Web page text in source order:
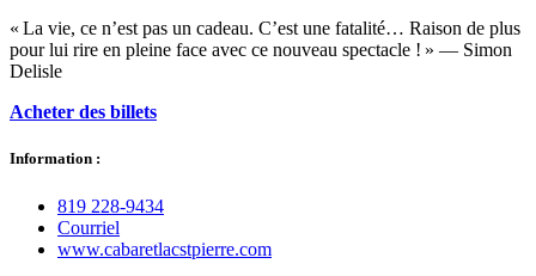
« La vie, ce n’est pas un cadeau. C’est une fatalité… Raison de plus
pour lui rire en pleine face avec ce nouveau spectacle ! » — Simon
Delisle
Acheter des billets
Information :
819 228‑9434
Courriel
www.cabaretlacstpierre.com